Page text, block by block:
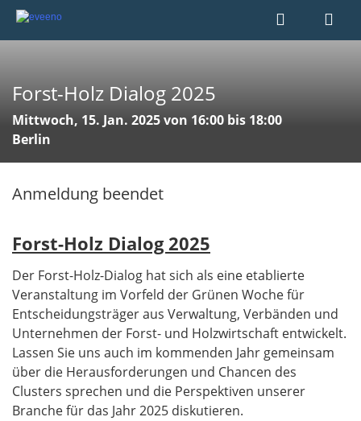
Forst-Holz Dialog 2025
Mittwoch, 15. Jan. 2025 von 16:00 bis 18:00
Berlin
Anmeldung beendet
Forst-Holz Dialog 2025
Der Forst-Holz-Dialog hat sich als eine etablierte
Veranstaltung im Vorfeld der Grünen Woche für
Entscheidungsträger aus Verwaltung, Verbänden und
Unternehmen der Forst- und Holzwirtschaft entwickelt.
Lassen Sie uns auch im kommenden Jahr gemeinsam
über die Herausforderungen und Chancen des
Clusters sprechen und die Perspektiven unserer
Branche für das Jahr 2025 diskutieren.